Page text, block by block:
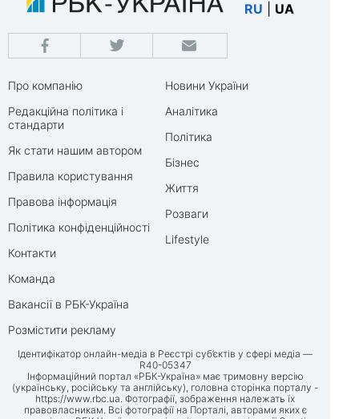
RU UA
Про компанію
Редакційна політика і
стандарти
Як стати нашим автором
Правила користування
Правова інформація
Політика конфіденційності
Контакти
Команда
Вакансії в РБК-Україна
Розмістити рекламу
Новини України
Аналітика
Політика
Бізнес
Життя
Розваги
Lifestyle
Ідентифікатор онлайн-медіа в Реєстрі суб’єктів у сфері медіа —
R40-05347
Інформаційний портал «РБК-Україна» має тримовну версію
(українську, російську та англійську), головна сторінка порталу -
https://www.rbc.ua. Фотографії, зображення належать їх
правовласникам. Всі фотографії на Порталі, авторами яких є